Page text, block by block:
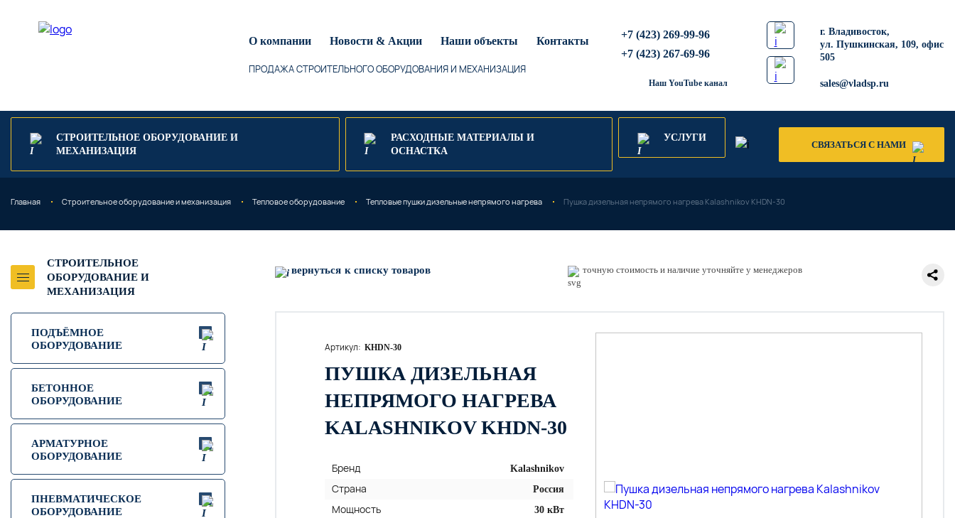
О компании Новости & Акции Наши объекты Контакты
ПРОДАЖА СТРОИТЕЛЬНОГО ОБОРУДОВАНИЯ И МЕХАНИЗАЦИЯ
+7 (423) 269-99-96
+7 (423) 267-69-96
Наш YouTube канал
​г. Владивосток,
ул. Пушкинская, 109, офис
505
sales@vladsp.ru
СТРОИТЕЛЬНОЕ ОБОРУДОВАНИЕ И
МЕХАНИЗАЦИЯ
РАСХОДНЫЕ МАТЕРИАЛЫ И
ОСНАСТКА
УСЛУГИ
СВЯЗАТЬСЯ С НАМИ
Главная Строительное оборудование и механизация Тепловое оборудование Тепловые пушки дизельные непрямого нагрева Пушка дизельная непрямого нагрева Kalashnikov KHDN-30
СТРОИТЕЛЬНОЕ
ОБОРУДОВАНИЕ И
МЕХАНИЗАЦИЯ
ПОДЪЁМНОЕ
ОБОРУДОВАНИЕ
БЕТОННОЕ
ОБОРУДОВАНИЕ
АРМАТУРНОЕ
ОБОРУДОВАНИЕ
ПНЕВМАТИЧЕСКОЕ
ОБОРУДОВАНИЕ
вернуться к списку товаров точную стоимость и наличие уточняйте у менеджеров
Артикул: KHDN-30
ПУШКА ДИЗЕЛЬНАЯ
НЕПРЯМОГО НАГРЕВА
KALASHNIKOV KHDN-30
Бренд Kalashnikov
Страна Россия
Мощность 30 кВт